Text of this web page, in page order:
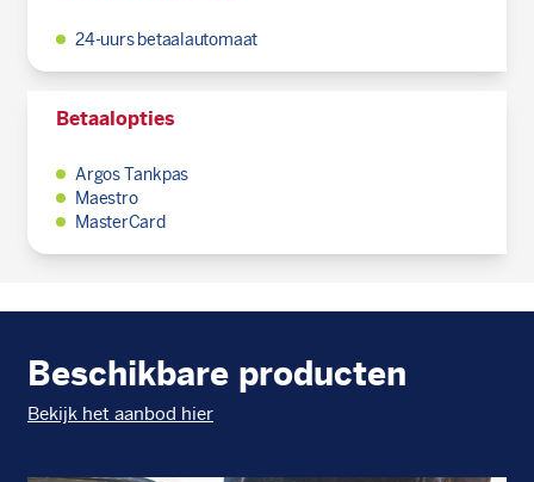
24-uurs betaalautomaat
Betaalopties
Argos Tankpas
Maestro
MasterCard
Beschikbare producten
Bekijk het aanbod hier